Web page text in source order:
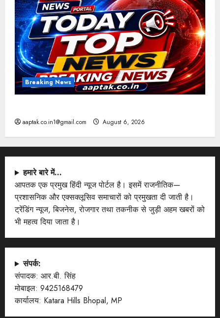
Breaking News
aaptak.co.in1@gmail.com August 6, 2026
हमारे बारे में…
आपतक एक प्रमुख हिंदी न्यूज पोर्टल है। इसमें राजनीतिक—
प्रशासनिक और एक्सक्लूसिव समाचारों को प्रमुखता दी जाती है।
ट्रेंडिंग न्यूज, बिजनेस, रोजगार तथा तकनीक से जुड़ी अहम खबरों को
भी महत्व दिया जाता है।
संपर्क:
संपादक: आर.बी. सिंह
मोबाइल: 9425168479
कार्यालय: Katara Hills Bhopal, MP